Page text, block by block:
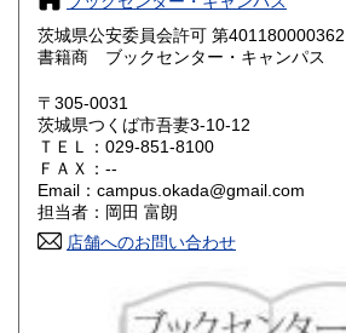
1,070円
奈良県 1,070円 和歌山県
鳥取県
岡山県
山口県
1,180円 福岡県
茨城県公安委員会許可 第401180000362
書籍商 ブックセンター・キャンパス
〒305-0031
茨城県つくば市吾妻3-10-12
ＴＥＬ：029-851-8100
ＦＡＸ：--
Email：campus.okada@gmail.com
担当者：岡田 富朗
店舗へのお問い合わせ